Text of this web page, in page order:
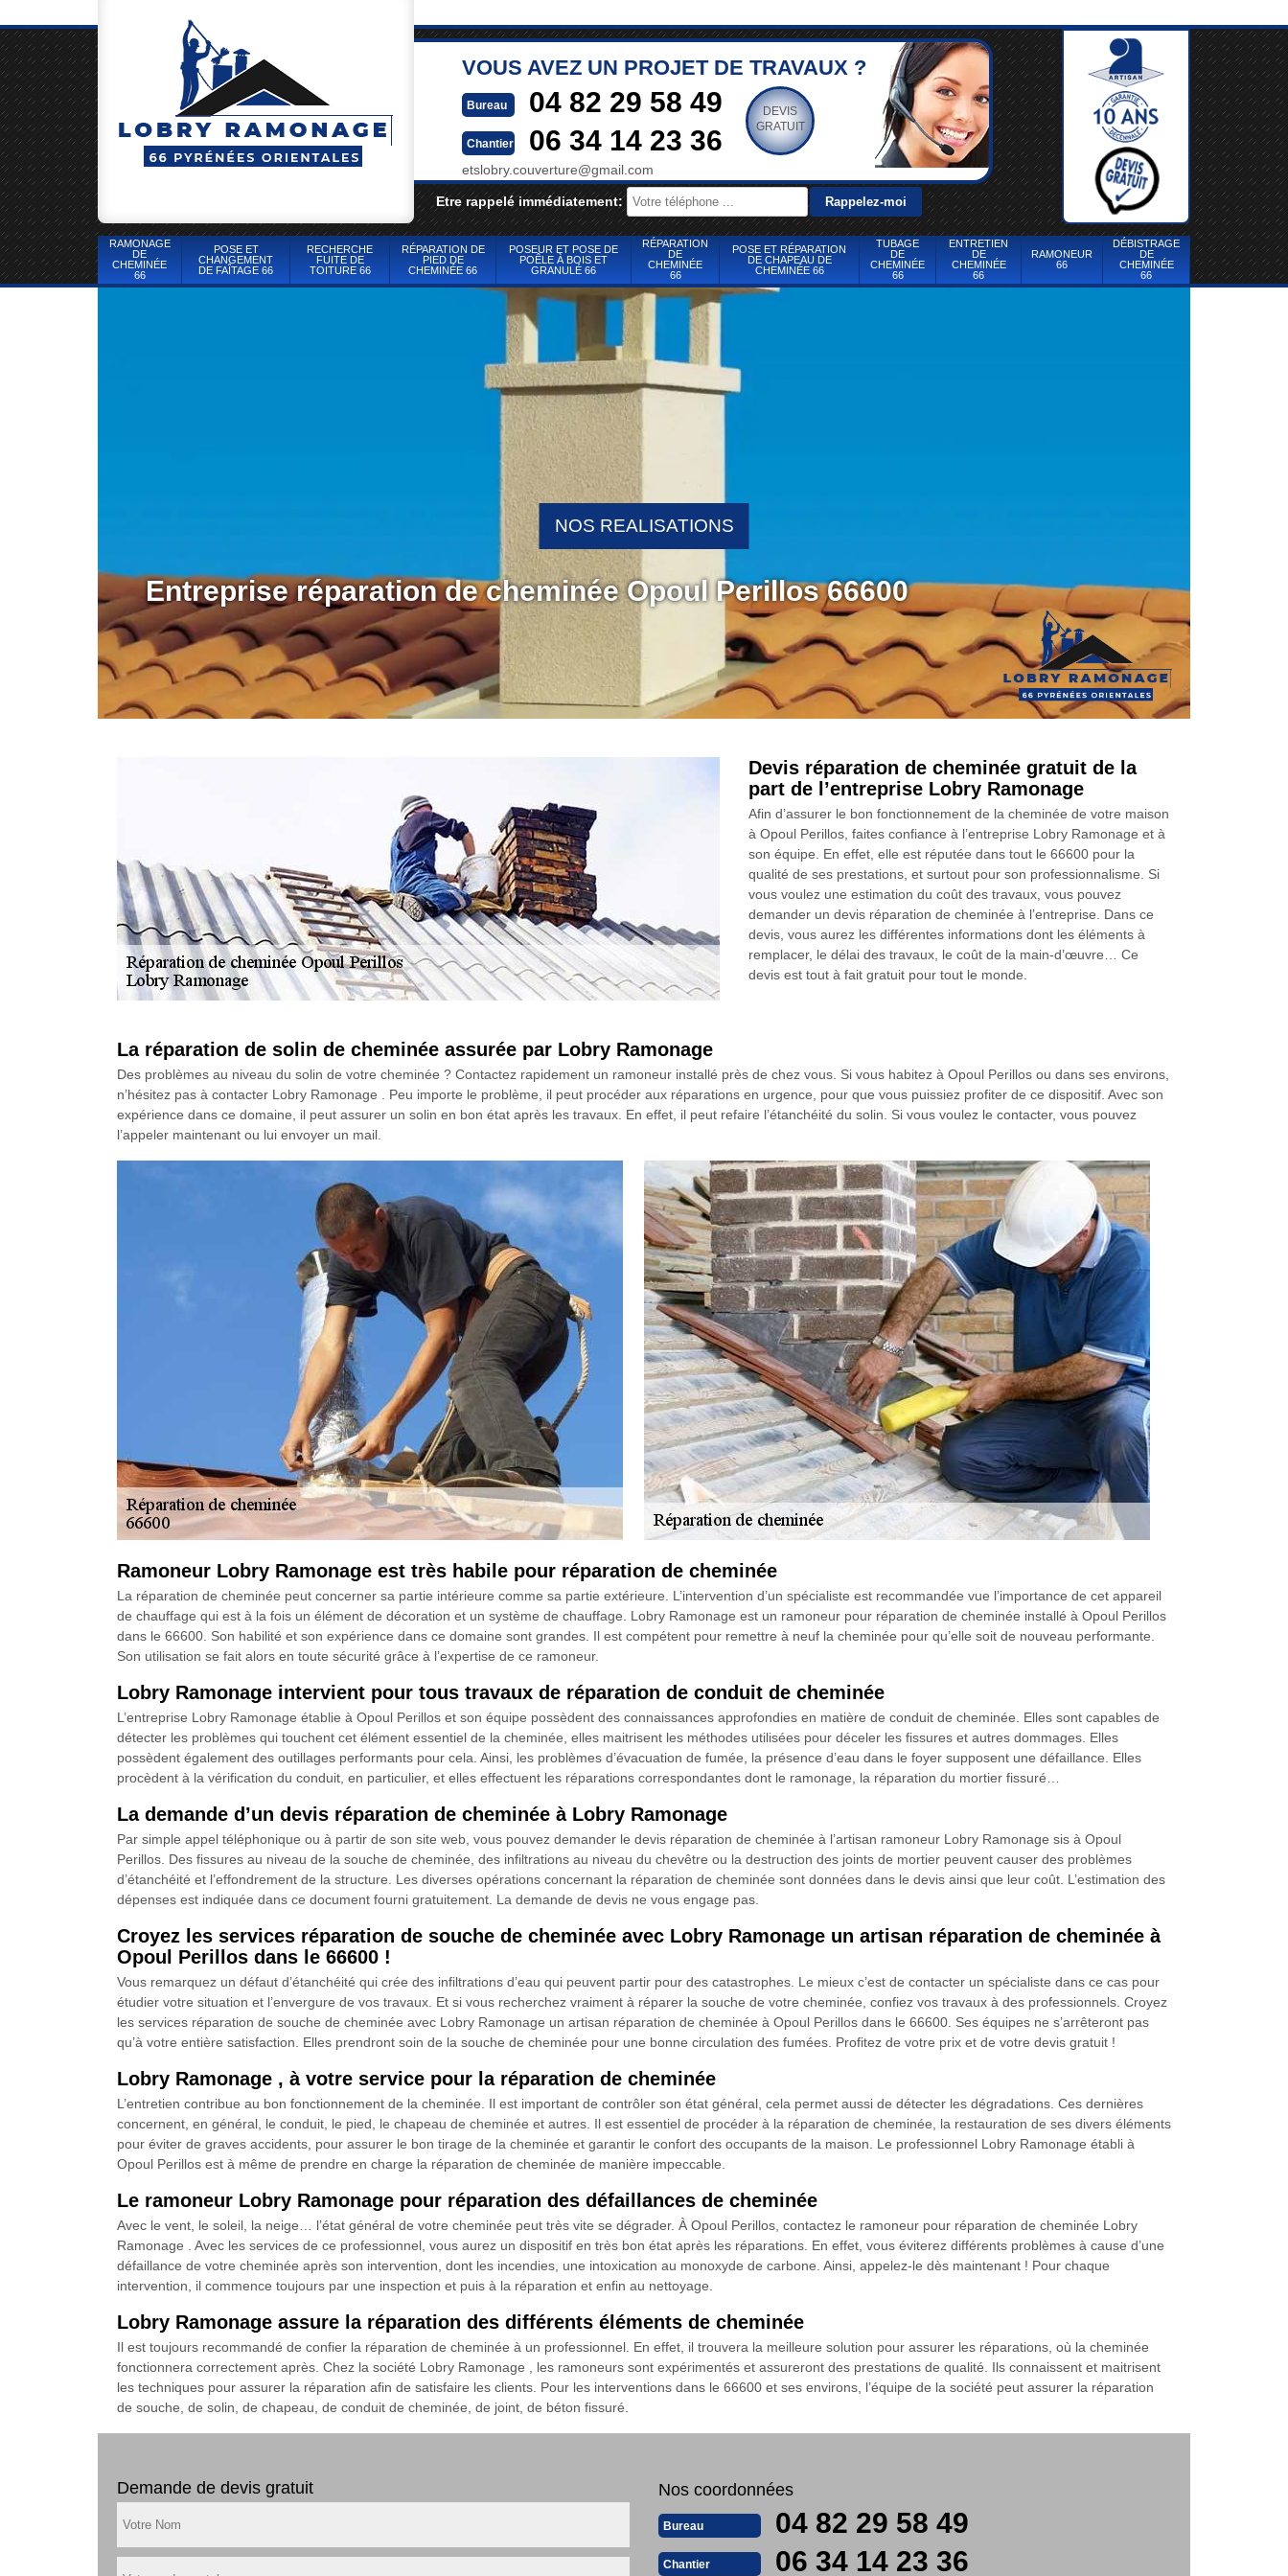
VOUS AVEZ UN PROJET DE TRAVAUX ?
Bureau 04 82 29 58 49
Chantier 06 34 14 23 36
etslobry.couverture@gmail.com
DEVIS
GRATUIT
Etre rappelé immédiatement:
RAMONAGE
DE
CHEMINÉE
66
POSE ET
CHANGEMENT
DE FAÎTAGE 66
RECHERCHE
FUITE DE
TOITURE 66
RÉPARATION DE
PIED DE
CHEMINÉE 66
POSEUR ET POSE DE
POÊLE À BOIS ET
GRANULÉ 66
RÉPARATION
DE
CHEMINÉE
66
POSE ET RÉPARATION
DE CHAPEAU DE
CHEMINÉE 66
TUBAGE
DE
CHEMINÉE
66
ENTRETIEN
DE
CHEMINÉE
66
RAMONEUR
66
DÉBISTRAGE
DE
CHEMINÉE
66
Entreprise réparation de cheminée Opoul Perillos 66600
NOS REALISATIONS
Devis réparation de cheminée gratuit de la
part de l’entreprise Lobry Ramonage
Afin d’assurer le bon fonctionnement de la cheminée de votre maison
à Opoul Perillos, faites confiance à l’entreprise Lobry Ramonage et à
son équipe. En effet, elle est réputée dans tout le 66600 pour la
qualité de ses prestations, et surtout pour son professionnalisme. Si
vous voulez une estimation du coût des travaux, vous pouvez
demander un devis réparation de cheminée à l’entreprise. Dans ce
devis, vous aurez les différentes informations dont les éléments à
remplacer, le délai des travaux, le coût de la main-d’œuvre… Ce
devis est tout à fait gratuit pour tout le monde.
La réparation de solin de cheminée assurée par Lobry Ramonage
Des problèmes au niveau du solin de votre cheminée ? Contactez rapidement un ramoneur installé près de chez vous. Si vous habitez à Opoul Perillos ou dans ses environs,
n’hésitez pas à contacter Lobry Ramonage . Peu importe le problème, il peut procéder aux réparations en urgence, pour que vous puissiez profiter de ce dispositif. Avec son
expérience dans ce domaine, il peut assurer un solin en bon état après les travaux. En effet, il peut refaire l’étanchéité du solin. Si vous voulez le contacter, vous pouvez
l’appeler maintenant ou lui envoyer un mail.
Ramoneur Lobry Ramonage est très habile pour réparation de cheminée
La réparation de cheminée peut concerner sa partie intérieure comme sa partie extérieure. L’intervention d’un spécialiste est recommandée vue l’importance de cet appareil
de chauffage qui est à la fois un élément de décoration et un système de chauffage. Lobry Ramonage est un ramoneur pour réparation de cheminée installé à Opoul Perillos
dans le 66600. Son habilité et son expérience dans ce domaine sont grandes. Il est compétent pour remettre à neuf la cheminée pour qu’elle soit de nouveau performante.
Son utilisation se fait alors en toute sécurité grâce à l’expertise de ce ramoneur.
Lobry Ramonage intervient pour tous travaux de réparation de conduit de cheminée
L’entreprise Lobry Ramonage établie à Opoul Perillos et son équipe possèdent des connaissances approfondies en matière de conduit de cheminée. Elles sont capables de
détecter les problèmes qui touchent cet élément essentiel de la cheminée, elles maitrisent les méthodes utilisées pour déceler les fissures et autres dommages. Elles
possèdent également des outillages performants pour cela. Ainsi, les problèmes d’évacuation de fumée, la présence d’eau dans le foyer supposent une défaillance. Elles
procèdent à la vérification du conduit, en particulier, et elles effectuent les réparations correspondantes dont le ramonage, la réparation du mortier fissuré…
La demande d’un devis réparation de cheminée à Lobry Ramonage
Par simple appel téléphonique ou à partir de son site web, vous pouvez demander le devis réparation de cheminée à l’artisan ramoneur Lobry Ramonage sis à Opoul
Perillos. Des fissures au niveau de la souche de cheminée, des infiltrations au niveau du chevêtre ou la destruction des joints de mortier peuvent causer des problèmes
d’étanchéité et l’effondrement de la structure. Les diverses opérations concernant la réparation de cheminée sont données dans le devis ainsi que leur coût. L’estimation des
dépenses est indiquée dans ce document fourni gratuitement. La demande de devis ne vous engage pas.
Croyez les services réparation de souche de cheminée avec Lobry Ramonage un artisan réparation de cheminée à
Opoul Perillos dans le 66600 !
Vous remarquez un défaut d’étanchéité qui crée des infiltrations d’eau qui peuvent partir pour des catastrophes. Le mieux c’est de contacter un spécialiste dans ce cas pour
étudier votre situation et l’envergure de vos travaux. Et si vous recherchez vraiment à réparer la souche de votre cheminée, confiez vos travaux à des professionnels. Croyez
les services réparation de souche de cheminée avec Lobry Ramonage un artisan réparation de cheminée à Opoul Perillos dans le 66600. Ses équipes ne s’arrêteront pas
qu’à votre entière satisfaction. Elles prendront soin de la souche de cheminée pour une bonne circulation des fumées. Profitez de votre prix et de votre devis gratuit !
Lobry Ramonage , à votre service pour la réparation de cheminée
L’entretien contribue au bon fonctionnement de la cheminée. Il est important de contrôler son état général, cela permet aussi de détecter les dégradations. Ces dernières
concernent, en général, le conduit, le pied, le chapeau de cheminée et autres. Il est essentiel de procéder à la réparation de cheminée, la restauration de ses divers éléments
pour éviter de graves accidents, pour assurer le bon tirage de la cheminée et garantir le confort des occupants de la maison. Le professionnel Lobry Ramonage établi à
Opoul Perillos est à même de prendre en charge la réparation de cheminée de manière impeccable.
Le ramoneur Lobry Ramonage pour réparation des défaillances de cheminée
Avec le vent, le soleil, la neige… l’état général de votre cheminée peut très vite se dégrader. À Opoul Perillos, contactez le ramoneur pour réparation de cheminée Lobry
Ramonage . Avec les services de ce professionnel, vous aurez un dispositif en très bon état après les réparations. En effet, vous éviterez différents problèmes à cause d’une
défaillance de votre cheminée après son intervention, dont les incendies, une intoxication au monoxyde de carbone. Ainsi, appelez-le dès maintenant ! Pour chaque
intervention, il commence toujours par une inspection et puis à la réparation et enfin au nettoyage.
Lobry Ramonage assure la réparation des différents éléments de cheminée
Il est toujours recommandé de confier la réparation de cheminée à un professionnel. En effet, il trouvera la meilleure solution pour assurer les réparations, où la cheminée
fonctionnera correctement après. Chez la société Lobry Ramonage , les ramoneurs sont expérimentés et assureront des prestations de qualité. Ils connaissent et maitrisent
les techniques pour assurer la réparation afin de satisfaire les clients. Pour les interventions dans le 66600 et ses environs, l’équipe de la société peut assurer la réparation
de souche, de solin, de chapeau, de conduit de cheminée, de joint, de béton fissuré.
Demande de devis gratuit Nos coordonnées
Bureau 04 82 29 58 49
Chantier 06 34 14 23 36